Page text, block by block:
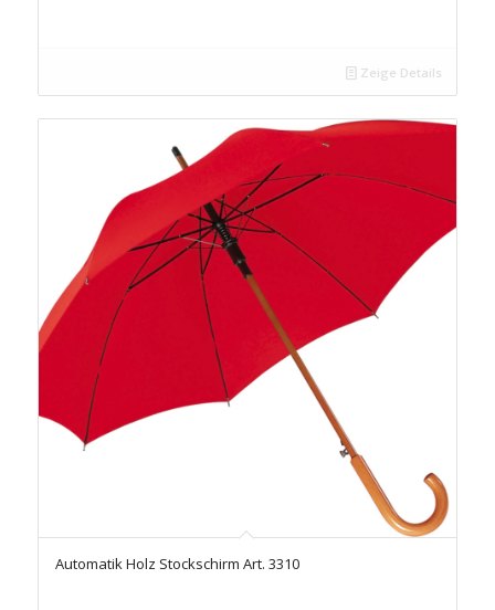
Zeige Details
Automatik Holz Stockschirm Art. 3310